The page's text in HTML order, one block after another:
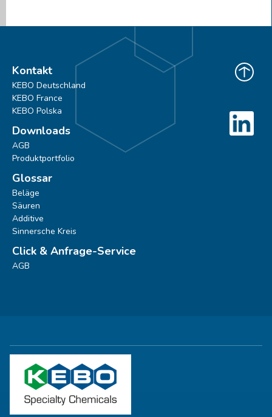
Kontakt
KEBO Deutschland
KEBO France
KEBO Polska
Downloads
AGB
Produktportfolio
Glossar
Beläge
Säuren
Additive
Sinnersche Kreis
Click & Anfrage-Service
AGB